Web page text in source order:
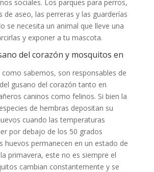
sociales. Los parques para perros,
de aseo, las perreras y las guarderías
se necesita un animal que lleve una
y exponer a tu mascota.
del corazón y mosquitos en
sabemos, son responsables de
gusano del corazón tanto en
caninos como felinos. Si bien la
de hembras depositan su
cuando las temperaturas
por debajo de los 50 grados
huevos permanecen en un estado de
primavera, este no es siempre el
cambian constantemente y se